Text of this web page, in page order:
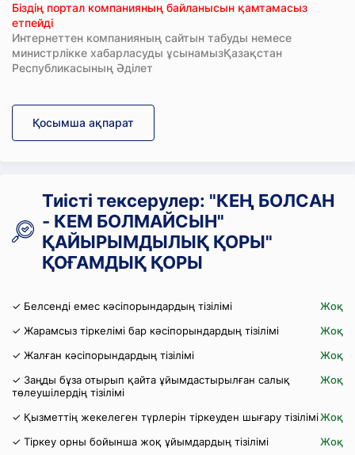
Біздің портал компанияның байланысын қамтамасыз
етпейді
Интернеттен компанияның сайтын табуды немесе
министрлікке хабарласуды ұсынамызҚазақстан
Республикасының Әділет
Қосымша ақпарат
Тиісті тексерулер: "КЕҢ БОЛСАН
- КЕМ БОЛМАЙСЫН"
ҚАЙЫРЫМДЫЛЫҚ ҚОРЫ"
ҚОҒАМДЫҚ ҚОРЫ
✓ Белсенді емес кәсіпорындардың тізілімі
Жоқ
✓ Жарамсыз тіркелімі бар кәсіпорындардың тізілімі
Жоқ
✓ Жалған кәсіпорындардың тізілімі
Жоқ
✓ Заңды бұза отырып қайта ұйымдастырылған салық
төлеушілердің тізілімі
Жоқ
✓ Қызметтің жекелеген түрлерін тіркеуден шығару тізіліміЖоқ
✓ Тіркеу орны бойынша жоқ ұйымдардың тізілімі
Жоқ